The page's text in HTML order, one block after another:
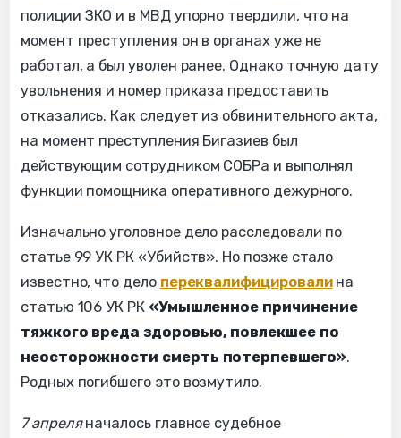
полиции ЗКО и в МВД упорно твердили, что на
момент преступления он в органах уже не
работал, а был уволен ранее. Однако точную дату
увольнения и номер приказа предоставить
отказались. Как следует из обвинительного акта,
на момент преступления Бигазиев был
действующим сотрудником СОБРа и выполнял
функции помощника оперативного дежурного.
Изначально уголовное дело расследовали по
статье 99 УК РК «Убийств». Но позже стало
известно, что дело переквалифицировалина
статью 106 УК РК «Умышленное причинение
тяжкого вреда здоровью, повлекшее по
неосторожности смерть потерпевшего».
Родных погибшего это возмутило.
7 апреляначалось главное судебное